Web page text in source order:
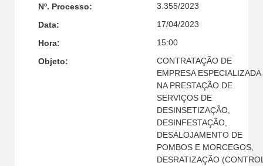
Nº. Processo: 3.355/2023
Data: 17/04/2023
Hora: 15:00
Objeto:
CONTRATAÇÃO DE
EMPRESA ESPECIALIZADA
NA PRESTAÇÃO DE
SERVIÇOS DE
DESINSETIZAÇÃO,
DESINFESTAÇÃO,
DESALOJAMENTO DE
POMBOS E MORCEGOS,
DESRATIZAÇÃO